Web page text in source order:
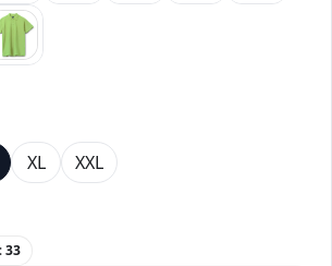
зеленый
XL XXL
:33